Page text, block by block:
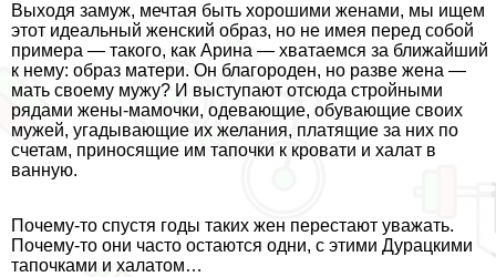
Выходя замуж, мечтая быть хорошими женами, мы ищем
этот идеальный женский образ, но не имея перед собой
примера — такого, как Арина — хватаемся за ближайший
к нему: образ матери. Он благороден, но разве жена —
мать своему мужу? И выступают отсюда стройными
рядами жены-мамочки, одевающие, обувающие своих
мужей, угадывающие их желания, платящие за них по
счетам, приносящие им тапочки к кровати и халат в
ванную.
Почему-то спустя годы таких жен перестают уважать.
Почему-то они часто остаются одни, с этими Дypaцкими
тапочками и халатом…